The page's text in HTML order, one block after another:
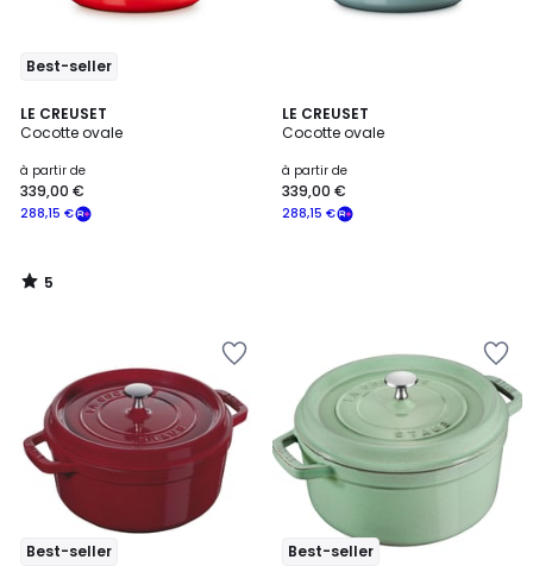
Best-seller
LE CREUSET
Cocotte ovale
Prix
à
partir
339,00
€
programme
pour
payer
à
place
€.
à partir de
288,15 €
339,00 €
5
/
5
/
LE CREUSET
Cocotte ovale
à partir de
288,15 €
339,00 €
Best-seller Best-seller